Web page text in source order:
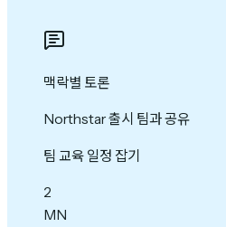
맥락별 토론
Northstar 출시 팀과 공유
팀 교육 일정 잡기
2
MN